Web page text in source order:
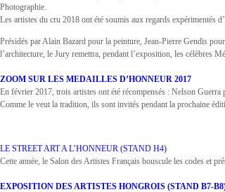
Photographie.
Les artistes du cru 2018 ont été soumis aux regards expérimentés
Présidés par Alain Bazard pour la peinture, Jean-Pierre Gendis
l’architecture, le Jury remettra, pendant l’exposition, les célèbres
ZOOM SUR LES MEDAILLES D’HONNEUR 2017
En février 2017, trois artistes ont été récompensés : Nelson
Comme le veut la tradition, ils sont invités pendant la prochaine
LE STREET ART A L’HONNEUR (STAND H4)
Cette année, le Salon des Artistes Français bouscule les codes et
EXPOSITION DES ARTISTES HONGROIS (STAND B7-